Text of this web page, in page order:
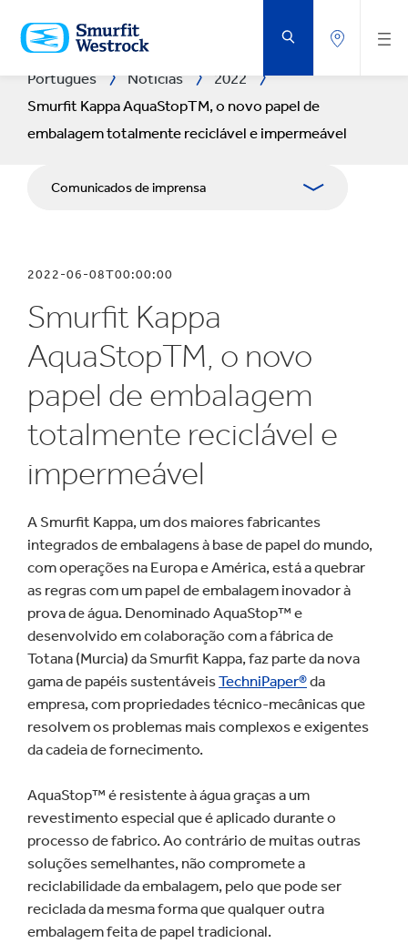
AO
CONTEÚDO
PRINCIPAL
Português Notícias
2022
Smurfit Kappa AquaStopTM, o novo papel de
embalagem totalmente reciclável e impermeável
Comunicados de imprensa
Recursos para comunicação social
Blogue
2022-06-08T00:00:00
Smurfit Kappa
AquaStopTM, o novo
papel de embalagem
totalmente reciclável e
impermeável
A Smurfit Kappa, um dos maiores fabricantes
integrados de embalagens à base de papel do mundo,
com operações na Europa e América, está a quebrar
as regras com um papel de embalagem inovador à
prova de água. Denominado AquaStop™ e
desenvolvido em colaboração com a fábrica de
Totana (Murcia) da Smurfit Kappa, faz parte da nova
gama de papéis sustentáveisTechniPaper®da
empresa, com propriedades técnico-mecânicas que
resolvem os problemas mais complexos e exigentes
da cadeia de fornecimento.
AquaStop™ é resistente à água graças a um
revestimento especial que é aplicado durante o
processo de fabrico. Ao contrário de muitas outras
soluções semelhantes, não compromete a
reciclabilidade da embalagem, pelo que pode ser
reciclada da mesma forma que qualquer outra
embalagem feita de papel tradicional.